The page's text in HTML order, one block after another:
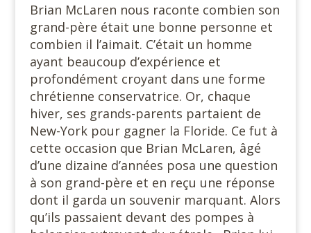
Brian McLaren nous raconte combien son
grand-père était une bonne personne et
combien il l’aimait. C’était un homme
ayant beaucoup d’expérience et
profondément croyant dans une forme
chrétienne conservatrice. Or, chaque
hiver, ses grands-parents partaient de
New-York pour gagner la Floride. Ce fut à
cette occasion que Brian McLaren, âgé
d’une dizaine d’années posa une question
à son grand-père et en reçu une réponse
dont il garda un souvenir marquant. Alors
qu’ils passaient devant des pompes à